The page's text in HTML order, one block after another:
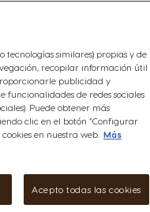
tecnologías similares) propias y de
recopilar información útil
publicidad y
funcionalidades de redes sociales
Puede obtener más
clic en el botón “Configurar
en nuestra web. Más
Acepto todas las cookies